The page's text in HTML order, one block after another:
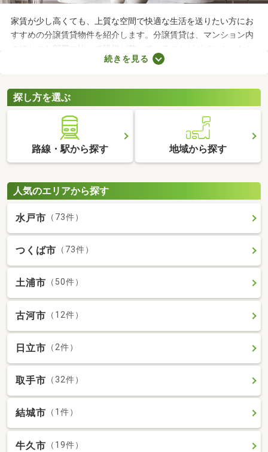
家賃が少し高くても、上質な空間で快適な生活を送りたい方にお
すすめの分譲賃貸物件を紹介します。分譲賃貸は、マンション内
のほかのお部屋に比べて設備が整っていることがポイント。なか
には高級感のある内装に整えられた物件もあるので、グレードの
貸物件のなかから、気になるお部屋を見つけてくださいね。
続きを見る
探し方を選ぶ
路線・駅から探す 地域から探す
人気のエリアから探す
水戸市 （73件）
つくば市 （73件）
土浦市 （50件）
古河市 （12件）
日立市 （2件）
取手市 （32件）
結城市 （1件）
牛久市 （19件）